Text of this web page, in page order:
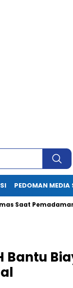
PEDOMAN MEDIA
Listrik, Ini
Bantu